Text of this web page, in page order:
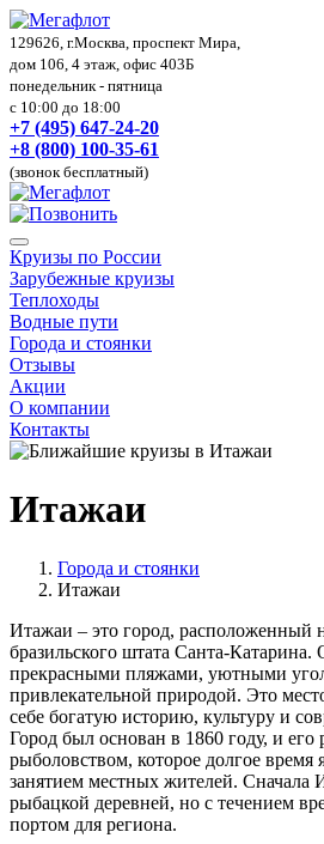
129626, г.Москва, проспект Мира,
дом 106, 4 этаж, офис 403Б
понедельник - пятница
с 10:00 до 18:00
+7 (495) 647-24-20
+8 (800) 100-35-61
(звонок бесплатный)
Круизы по России
Зарубежные круизы
Теплоходы
Водные пути
Города и стоянки
Отзывы
Акции
О компании
Контакты
Итажаи
Города и стоянки
Итажаи
Итажаи – это город, расположенный
бразильского штата Санта-Катарина.
прекрасными пляжами, уютными
привлекательной природой. Это
себе богатую историю, культуру и
Город был основан в 1860 году, и его
рыболовством, которое долгое время
занятием местных жителей.
рыбацкой деревней, но с течением
портом для региона.